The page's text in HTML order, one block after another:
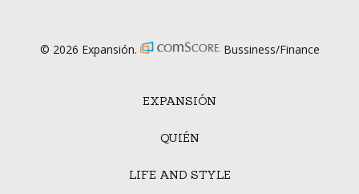
EXPANSIÓN
QUIÉN
LIFE AND STYLE
© 2026 Expansión. Bussiness/Finance